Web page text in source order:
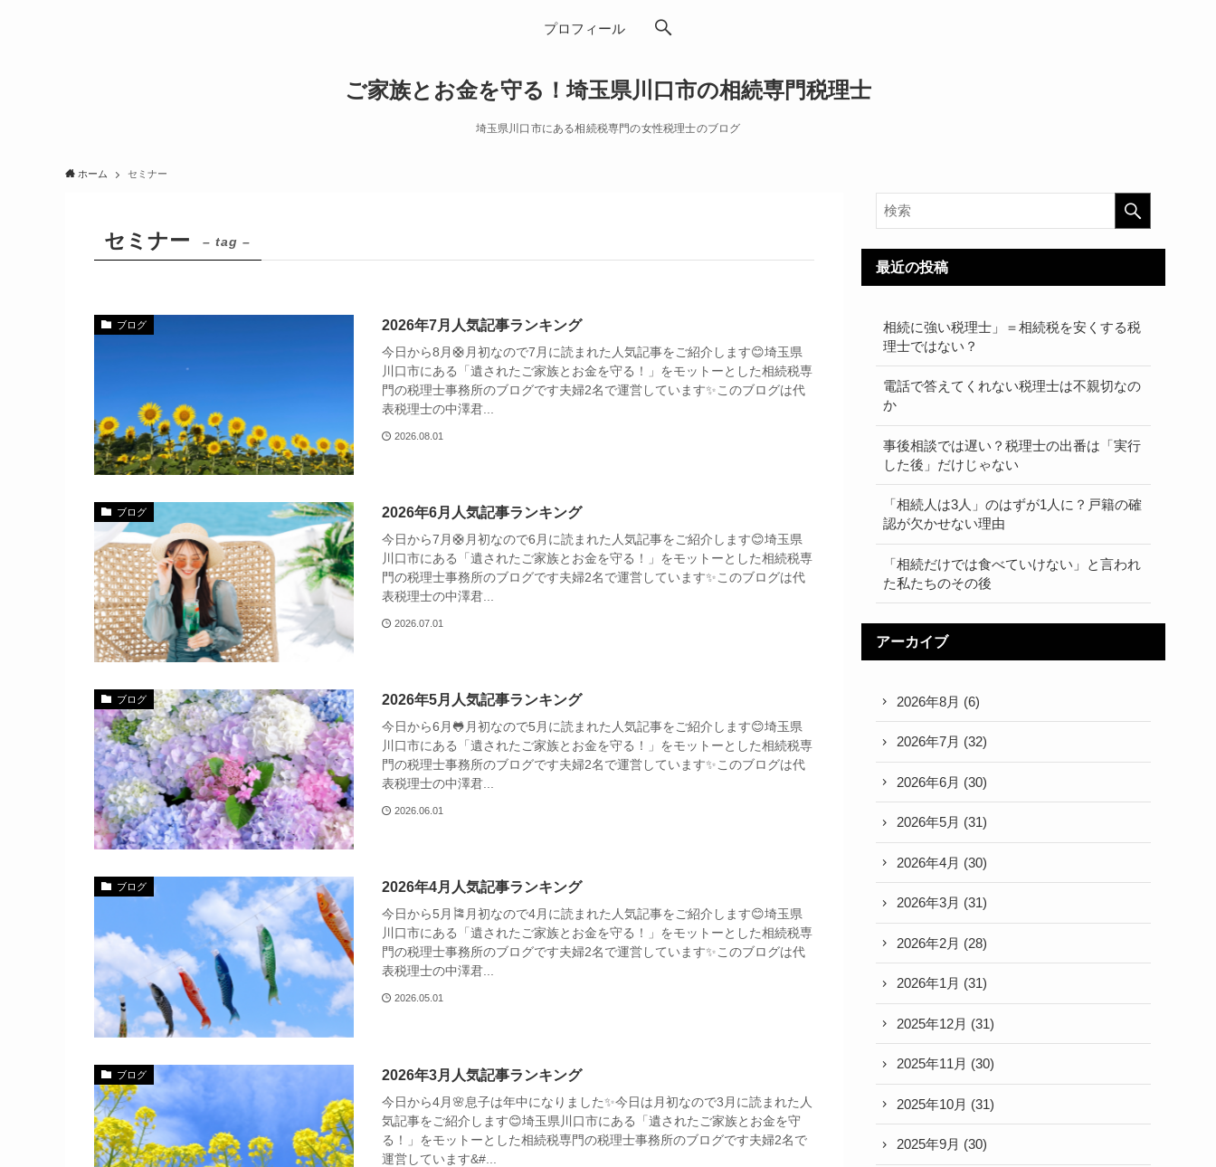
ご家族とお金を守る！埼玉県川口市の相続専門税理士
埼玉県川口市にある相続税専門の女性税理士のブログ
プロフィール
ホーム セミナー
セミナー – tag –
ブログ 2026年7月人気記事ランキング
今日から8月🛟月初なので7月に読まれた人気記事をご紹介します😊埼玉県
川口市にある「遺されたご家族とお金を守る！」をモットーとした相続税専
門の税理士事務所のブログです夫婦2名で運営しています✨このブログは代
表税理士の中澤君...
2026.08.01
ブログ 2026年6月人気記事ランキング
今日から7月🛟月初なので6月に読まれた人気記事をご紹介します😊埼玉県
川口市にある「遺されたご家族とお金を守る！」をモットーとした相続税専
門の税理士事務所のブログです夫婦2名で運営しています✨このブログは代
表税理士の中澤君...
2026.07.01
ブログ 2026年5月人気記事ランキング
今日から6月🐸月初なので5月に読まれた人気記事をご紹介します😊埼玉県
川口市にある「遺されたご家族とお金を守る！」をモットーとした相続税専
門の税理士事務所のブログです夫婦2名で運営しています✨このブログは代
表税理士の中澤君...
2026.06.01
ブログ 2026年4月人気記事ランキング
今日から5月🎏月初なので4月に読まれた人気記事をご紹介します😊埼玉県
川口市にある「遺されたご家族とお金を守る！」をモットーとした相続税専
門の税理士事務所のブログです夫婦2名で運営しています✨このブログは代
表税理士の中澤君...
2026.05.01
ブログ 2026年3月人気記事ランキング
今日から4月🌸息子は年中になりました✨今日は月初なので3月に読まれた人
気記事をご紹介します😊埼玉県川口市にある「遺されたご家族とお金を守
る！」をモットーとした相続税専門の税理士事務所のブログです夫婦2名で
運営しています&#...
最近の投稿
相続に強い税理士」＝相続税を安くする税
理士ではない？
電話で答えてくれない税理士は不親切なの
か
事後相談では遅い？税理士の出番は「実行
した後」だけじゃない
「相続人は3人」のはずが1人に？戸籍の確
認が欠かせない理由
「相続だけでは食べていけない」と言われ
た私たちのその後
アーカイブ
2026年8月 (6)
2026年7月 (32)
2026年6月 (30)
2026年5月 (31)
2026年4月 (30)
2026年3月 (31)
2026年2月 (28)
2026年1月 (31)
2025年12月 (31)
2025年11月 (30)
2025年10月 (31)
2025年9月 (30)